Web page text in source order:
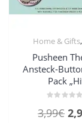
Home & Gifts,
Pusheen
Ansteck-
Pack
mit
3,99€